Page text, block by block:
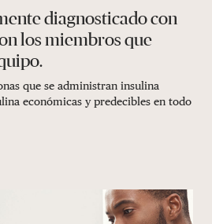
diagnosticado con
los miembros que
que se administran insulina
económicas y predecibles en todo